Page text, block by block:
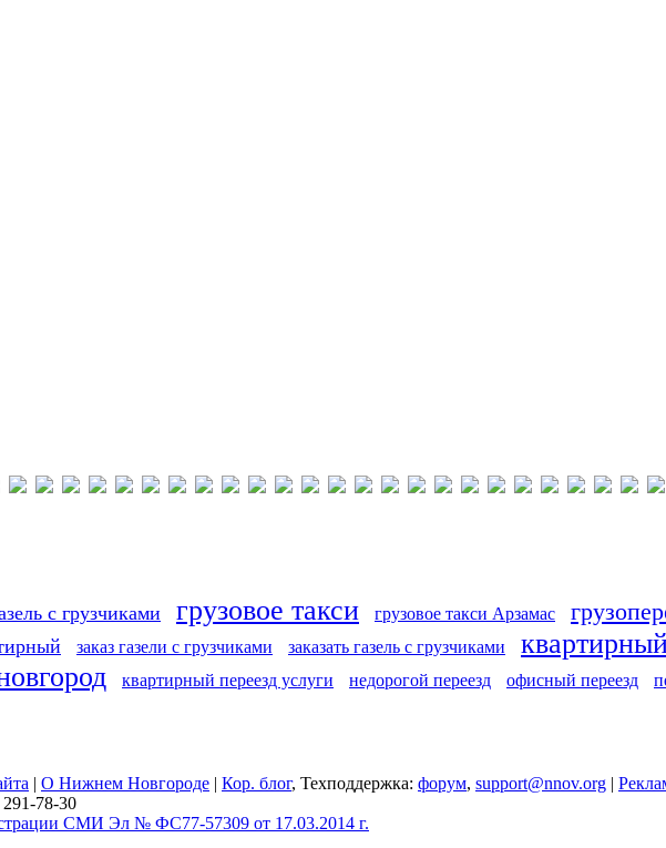
с грузчиками грузовое такси грузовое такси Арзамас
заказ газели с грузчиками заказать газель с грузчиками
квартирный переезд услуги недорогой переезд офисный переезд
| О Нижнем Новгороде | Кор. блог, Техподдержка: форум, support@nnov.org |
78-30
СМИ Эл № ФС77-57309 от 17.03.2014 г.